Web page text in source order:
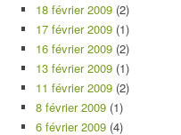
18 février 2009 (2)
17 février 2009 (1)
16 février 2009 (2)
13 février 2009 (1)
11 février 2009 (2)
8 février 2009 (1)
6 février 2009 (4)